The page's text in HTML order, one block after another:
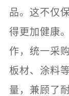
品。这不仅
得更加健康
作，统一采
板材、涂料
量，兼顾了